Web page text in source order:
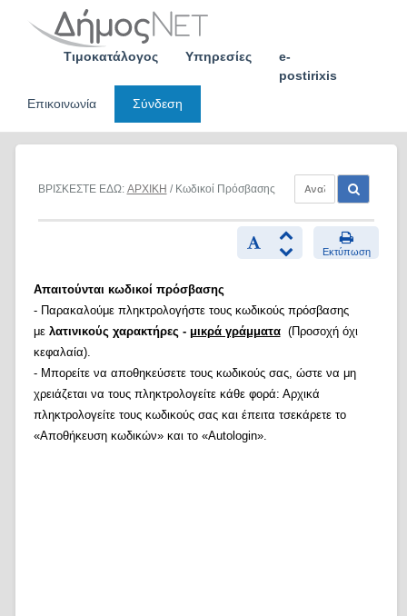
Τιμοκατάλογος Υπηρεσίες
e-
postirixis
Επικοινωνία
Σύνδεση
ΒΡΙΣΚΕΣΤΕ ΕΔΩ: ΑΡΧΙΚΗ / Κωδικοί Πρόσβασης
Εκτύπωση
Απαιτούνται κωδικοί πρόσβασης
- Παρακαλούμε πληκτρολογήστε τους κωδικούς πρόσβασης
με λατινικούς χαρακτήρες - μικρά γράμματα(Προσοχή όχι
κεφαλαία).
- Μπορείτε να αποθηκεύσετε τους κωδικούς σας, ώστε να μη
χρειάζεται να τους πληκτρολογείτε κάθε φορά: Αρχικά
πληκτρολογείτε τους κωδικούς σας και έπειτα τσεκάρετε το
«Αποθήκευση κωδικών» και το «Autologin».